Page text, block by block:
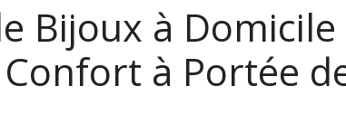
Bijoux à Domicile
à Portée